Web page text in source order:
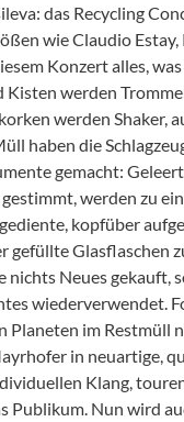
das Recycling
wie Claudio
Konzert alles,
werden
werden Shaker,
haben die
gemacht:
werden zu
kopfüber
gefüllte Glasflaschen
Neues gekauft,
wiederverwendet.
im Restmüll
in neuartige,
Klang,
Publikum. Nun wird